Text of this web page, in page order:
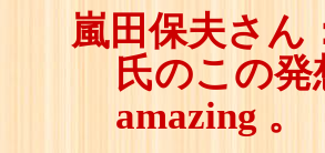
嵐田保夫さん
氏のこの
amazing 。